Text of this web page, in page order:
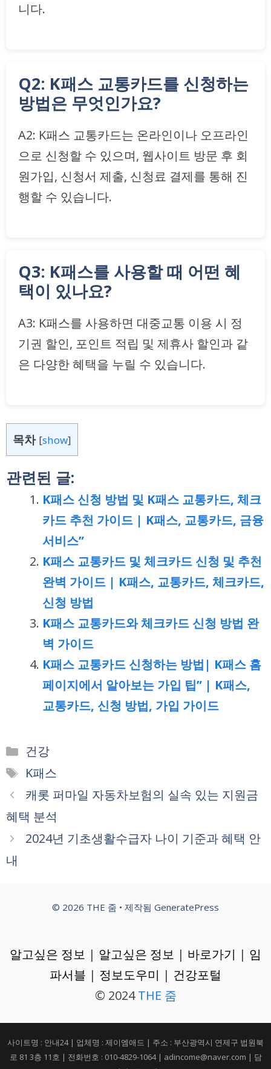
니다.
Q2: K패스 교통카드를 신청하는
방법은 무엇인가요?
A2: K패스 교통카드는 온라인이나 오프라인
으로 신청할 수 있으며, 웹사이트 방문 후 회
원가입, 신청서 제출, 신청료 결제를 통해 진
행할 수 있습니다.
Q3: K패스를 사용할 때 어떤 혜
택이 있나요?
A3: K패스를 사용하면 대중교통 이용 시 정
기권 할인, 포인트 적립 및 제휴사 할인과 같
은 다양한 혜택을 누릴 수 있습니다.
목차 [show]
관련된 글:
K패스 신청 방법 및 K패스 교통카드, 체크
카드 추천 가이드 | K패스, 교통카드, 금융
서비스”
K패스 교통카드 및 체크카드 신청 및 추천
완벽 가이드 | K패스, 교통카드, 체크카드,
신청 방법
K패스 교통카드와 체크카드 신청 방법 완
벽 가이드
K패스 교통카드 신청하는 방법| K패스 홈
페이지에서 알아보는 가입 팁” | K패스,
교통카드, 신청 방법, 가입 가이드
카
테
리
건강
태
그
K패스
캐롯 퍼마일 자동차보험의 실속 있는 지원금
혜택 분석
2024년 기초생활수급자 나이 기준과 혜택 안
내
© 2026 THE 줌 • 제작됨 GeneratePress
알고싶은 정보 | 알고싶은 정보 | 바로가기 | 임
파서블 | 정보도우미 | 건강포털
© 2024THE 줌
사이트명 : 안내24 | 업체명 : 제이엠애드 | 주소 : 부산광역시 연제구 법원북
로 81 3층 11호 | 전화번호 : 010-4829-1064 | adincome@naver.com | 담